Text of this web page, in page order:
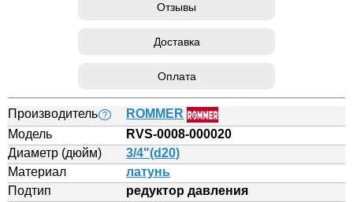
Отзывы
Доставка
Оплата
Производитель ?
ROMMER
Модель
RVS-0008-000020
Диаметр (дюйм)
3/4"(d20)
Материал
латунь
Подтип
редуктор давления